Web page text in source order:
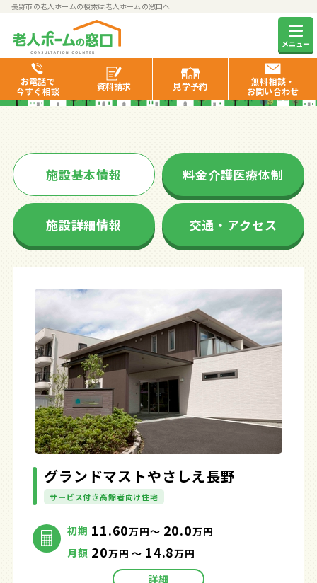
長野市の老人ホームの検索は老人ホームの窓口へ
メニュー
お電話で
今すぐ相談
資料請求 見学予約
無料相談・
お問い合わせ
グランドマストやさしえ長野
施設基本情報 料金介護医療体制
施設詳細情報 交通・アクセス
グランドマストやさしえ長野
サービス付き高齢者向け住宅
初期 11.60万円～ 20.0万円
月額 20万円 ～ 14.8万円
詳細